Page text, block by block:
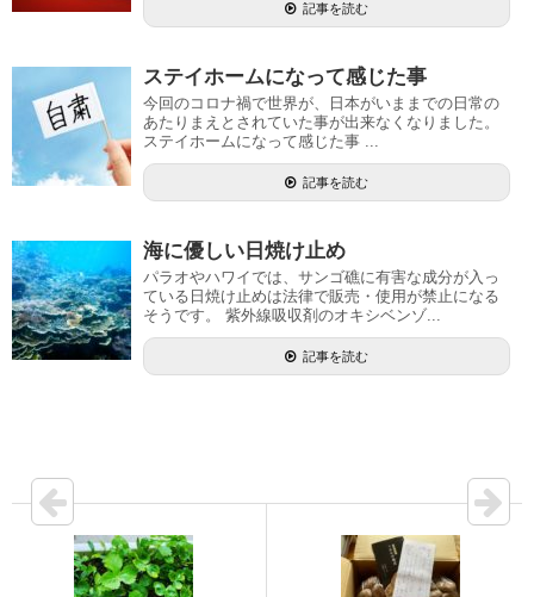
記事を読む
ステイホームになって感じた事
今回のコロナ禍で世界が、日本がいままでの日常の
あたりまえとされていた事が出来なくなりました。
ステイホームになって感じた事 ...
記事を読む
海に優しい日焼け止め
パラオやハワイでは、サンゴ礁に有害な成分が入っ
ている日焼け止めは法律で販売・使用が禁止になる
そうです。 紫外線吸収剤のオキシベンゾ...
記事を読む